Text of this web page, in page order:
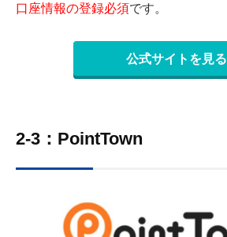
口座情報の登録必須です。
公式サイトを見る
2-3：PointTown